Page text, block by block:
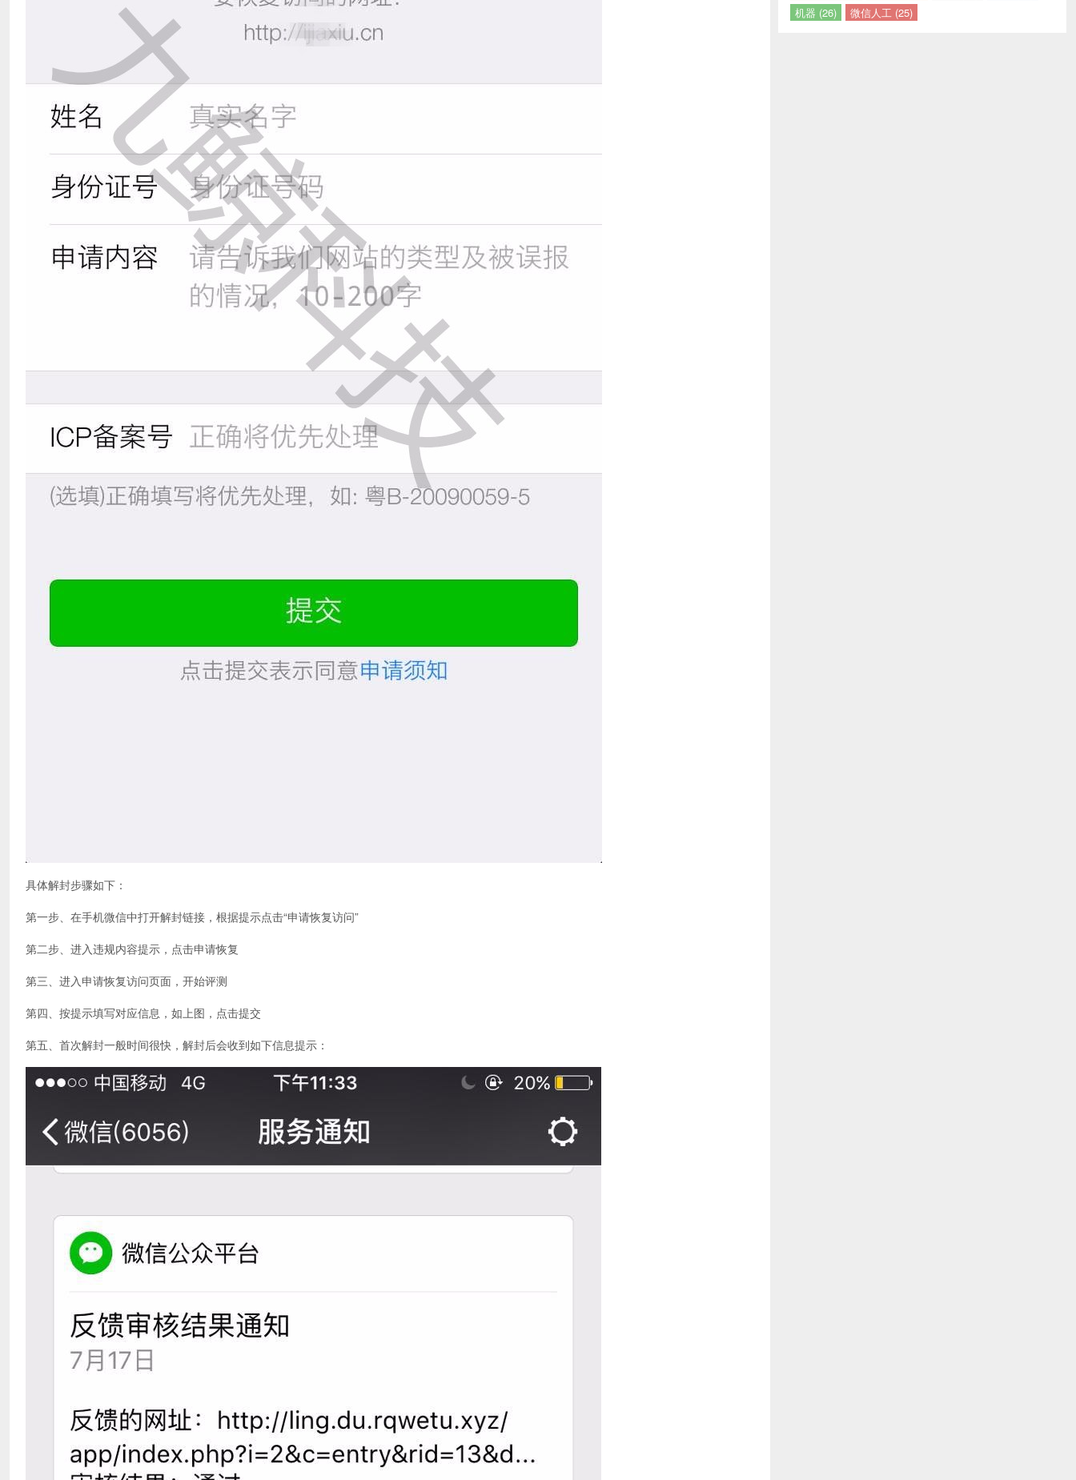
具体解封步骤如下：
第一步、在手机微信中打开解封链接，根据提示点击“申请恢复访问”
第二步、进入违规内容提示，点击申请恢复
第三、进入申请恢复访问页面，开始评测
第四、按提示填写对应信息，如上图，点击提交
第五、首次解封一般时间很快，解封后会收到如下信息提示：
机器 (26)
微信人工 (25)